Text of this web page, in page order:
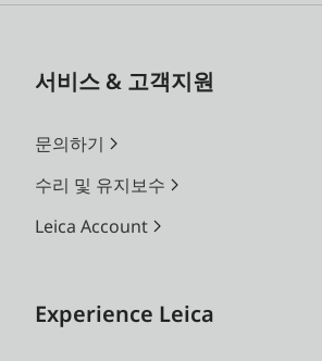
서비스 & 고객지원
문의하기
수리 및 유지보수
Leica Account
Experience Leica